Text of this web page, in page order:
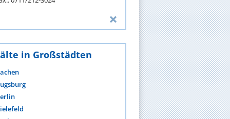
in Großstädten